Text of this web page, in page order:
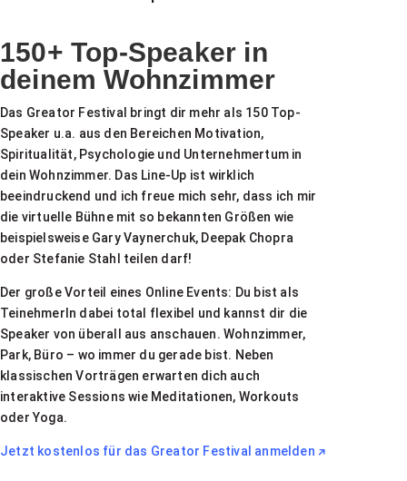
150+ Top-Speaker in
deinem Wohnzimmer
Das Greator Festival bringt dir mehr als 150 Top-
Speaker u.a. aus den Bereichen Motivation,
Spiritualität, Psychologie und Unternehmertum in
dein Wohnzimmer. Das Line-Up ist wirklich
beeindruckend und ich freue mich sehr, dass ich mir
die virtuelle Bühne mit so bekannten Größen wie
beispielsweise Gary Vaynerchuk, Deepak Chopra
oder Stefanie Stahl teilen darf!
Der große Vorteil eines Online Events: Du bist als
TeinehmerIn dabei total flexibel und kannst dir die
Speaker von überall aus anschauen. Wohnzimmer,
Park, Büro – wo immer du gerade bist. Neben
klassischen Vorträgen erwarten dich auch
interaktive Sessions wie Meditationen, Workouts
oder Yoga.
Jetzt kostenlos für das Greator Festival anmelden